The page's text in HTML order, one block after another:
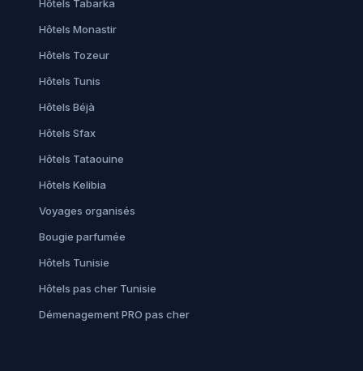
Hôtels Tabarka
Hôtels Monastir
Hôtels Tozeur
Hôtels Tunis
Hôtels Béjà
Hôtels Sfax
Hôtels Tataouine
Hôtels Kelibia
Voyages organisés
Bougie parfumée
Hôtels Tunisie
Hôtels pas cher Tunisie
Démenagement PRO pas cher